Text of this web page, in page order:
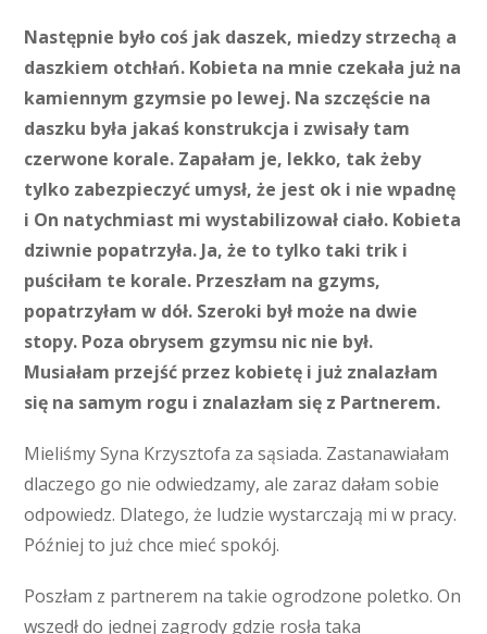
Następnie było coś jak daszek, miedzy strzechą a
daszkiem otchłań. Kobieta na mnie czekała już na
kamiennym gzymsie po lewej. Na szczęście na
daszku była jakaś konstrukcja i zwisały tam
czerwone korale. Zapałam je, lekko, tak żeby
tylko zabezpieczyć umysł, że jest ok i nie wpadnę
i On natychmiast mi wystabilizował ciało. Kobieta
dziwnie popatrzyła. Ja, że to tylko taki trik i
puściłam te korale. Przeszłam na gzyms,
popatrzyłam w dół. Szeroki był może na dwie
stopy. Poza obrysem gzymsu nic nie był.
Musiałam przejść przez kobietę i już znalazłam
się na samym rogu i znalazłam się z Partnerem.
Mieliśmy Syna Krzysztofa za sąsiada. Zastanawiałam
dlaczego go nie odwiedzamy, ale zaraz dałam sobie
odpowiedz. Dlatego, że ludzie wystarczają mi w pracy.
Później to już chce mieć spokój.
Poszłam z partnerem na takie ogrodzone poletko. On
wszedł do jednej zagrody gdzie rosła taka